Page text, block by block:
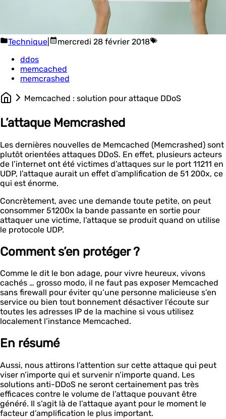
Technique
mercredi 28 février 2018
ddos
memcached
memcrashed
Memcached : solution pour attaque DDoS
L’attaque Memcrashed
Les dernières nouvelles de Memcached (Memcrashed) sont
plutôt orientées attaques DDoS. En effet, plusieurs acteurs
de l’internet ont été victimes d’attaques sur le port 11211 en
UDP, l’attaque aurait un effet d’amplification de 51 200x, ce
qui est énorme.
Concrètement, avec une demande toute petite, on peut
consommer 51200x la bande passante en sortie pour
attaquer une victime, l’attaque se produit quand on utilise
le protocole UDP.
Comment s’en protéger ?
Comme le dit le bon adage, pour vivre heureux, vivons
cachés … grosso modo, il ne faut pas exposer Memcached
sans firewall pour éviter qu’une personne malicieuse s’en
service ou bien tout bonnement désactiver l’écoute sur
toutes les adresses IP de la machine si vous utilisez
localement l’instance Memcached.
En résumé
Aussi, nous attirons l’attention sur cette attaque qui peut
viser n’importe qui et survenir n’importe quand. Les
solutions anti-DDoS ne seront certainement pas très
efficaces contre le volume de l’attaque pouvant être
généré. Il s’agit là de l’attaque ayant pour le moment le
facteur d’amplification le plus important.